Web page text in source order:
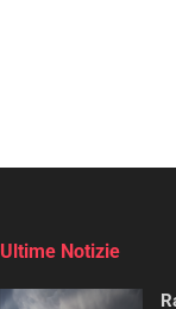
Ultime Notizie